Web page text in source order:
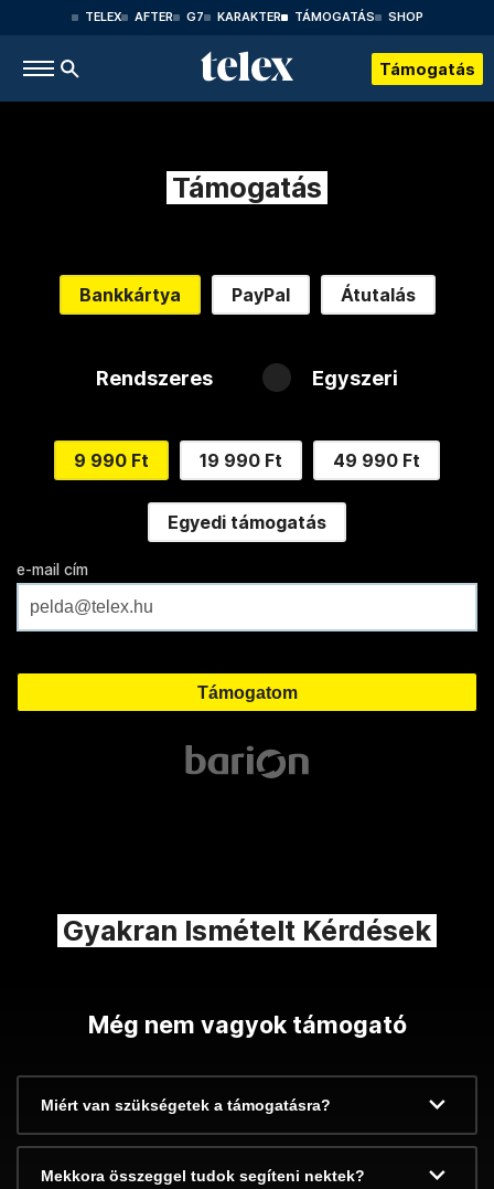
TELEX AFTER G7 KARAKTER TÁMOGATÁS SHOP
Támogatás
Támogatás
Bankkártya PayPal Átutalás
Rendszeres Egyszeri
9 990 Ft 19 990 Ft 49 990 Ft
Egyedi támogatás
e-mail cím
Gyakran Ismételt Kérdések
Még nem vagyok támogató
Miért van szükségetek a támogatásra?
Mekkora összeggel tudok segíteni nektek?